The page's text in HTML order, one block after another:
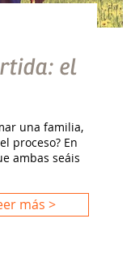
el
una familia,
proceso? En
ambas seáis
más >